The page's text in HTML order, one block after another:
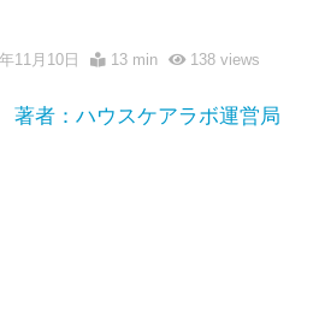
11月10日 13 min 138views
著者：ハウスケアラボ運営局